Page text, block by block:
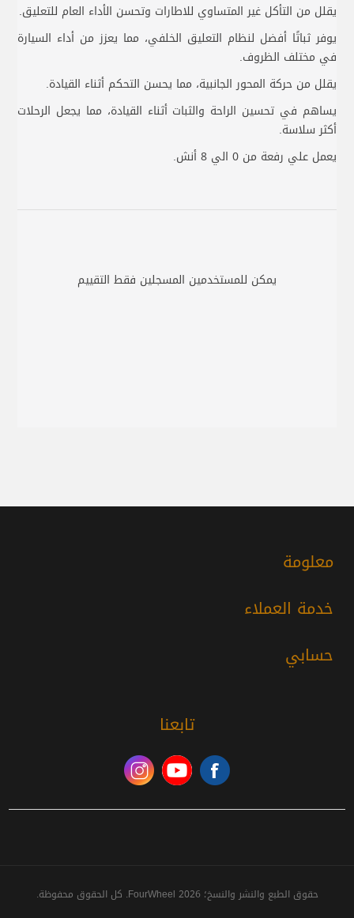
يقلل من التأكل غير المتساوي للاطارات وتحسن الأداء العام للتعليق.
يوفر ثباتًا أفضل لنظام التعليق الخلفي، مما يعزز من أداء السيارة
في مختلف الظروف.
يقلل من حركة المحور الجانبية، مما يحسن التحكم أثناء القيادة.
يساهم في تحسين الراحة والثبات أثناء القيادة، مما يجعل الرحلات
أكثر سلاسة.
يعمل علي رفعة من 0 الي 8 أنش.
يمكن للمستخدمين المسجلين فقط التقييم
معلومة
خدمة العملاء
حسابي
تابعنا
حقوق الطبع والنشر والنسخ؛ 2026 FourWheel. كل الحقوق محفوظة.